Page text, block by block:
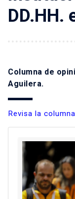
DD.HH.
Columna de
Aguilera.
Revisa la columna